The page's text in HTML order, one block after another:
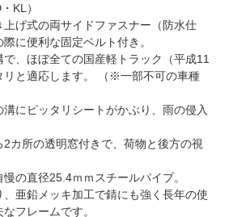
KL）
上げ式の両サイドファスナー（防水仕
に便利な固定ベルト付き。
、ほぼ全ての国産軽トラック（平成11
リと適応します。 （※一部不可の車種
にピッタリシートがかぶり、雨の侵入
カ所の透明窓付きで、荷物と後方の視
の直径25.4ｍｍスチールパイプ。
亜鉛メッキ加工で錆にも強く長年の使
フレームです。